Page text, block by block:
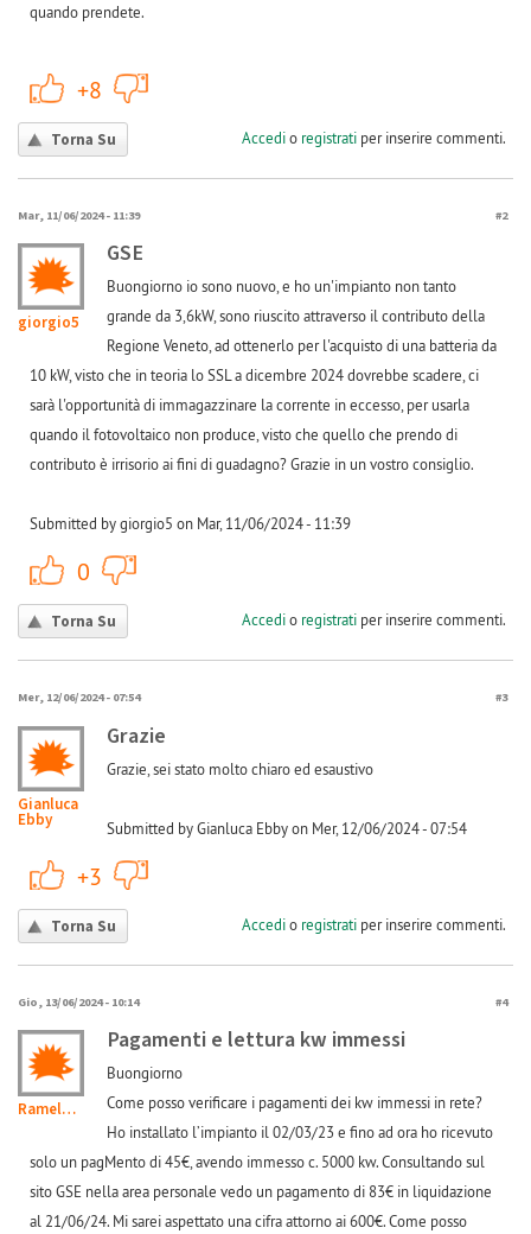
quando prendete.
+8
Torna Su Accedio registratiper inserire commenti.
Mar, 11/06/2024 - 11:39 #2
giorgio5
GSE
Buongiorno io sono nuovo, e ho un'impianto non tanto
grande da 3,6kW, sono riuscito attraverso il contributo della
Regione Veneto, ad ottenerlo per l'acquisto di una batteria da
10 kW, visto che in teoria lo SSL a dicembre 2024 dovrebbe scadere, ci
sarà l'opportunità di immagazzinare la corrente in eccesso, per usarla
quando il fotovoltaico non produce, visto che quello che prendo di
contributo è irrisorio ai fini di guadagno? Grazie in un vostro consiglio.
Submitted by giorgio5 on Mar, 11/06/2024 - 11:39
0
Torna Su Accedio registratiper inserire commenti.
Mer, 12/06/2024 - 07:54 #3
Gianluca
Ebby
Grazie
Grazie, sei stato molto chiaro ed esaustivo
Submitted by Gianluca Ebby on Mer, 12/06/2024 - 07:54
+3
Torna Su Accedio registratiper inserire commenti.
Gio, 13/06/2024 - 10:14 #4
Ramelgi0
Pagamenti e lettura kw immessi
Buongiorno
Come posso verificare i pagamenti dei kw immessi in rete?
Ho installato l’impianto il 02/03/23 e fino ad ora ho ricevuto
solo un pagMento di 45€, avendo immesso c. 5000 kw. Consultando sul
sito GSE nella area personale vedo un pagamento di 83€ in liquidazione
al 21/06/24. Mi sarei aspettato una cifra attorno ai 600€. Come posso